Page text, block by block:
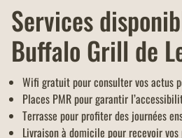
Services
Buffalo Grill de
Wifi gratuit pour consulter vos actus
Places PMR pour garantir
Terrasse pour profiter des journées
Livraison à domicile pour recevoir